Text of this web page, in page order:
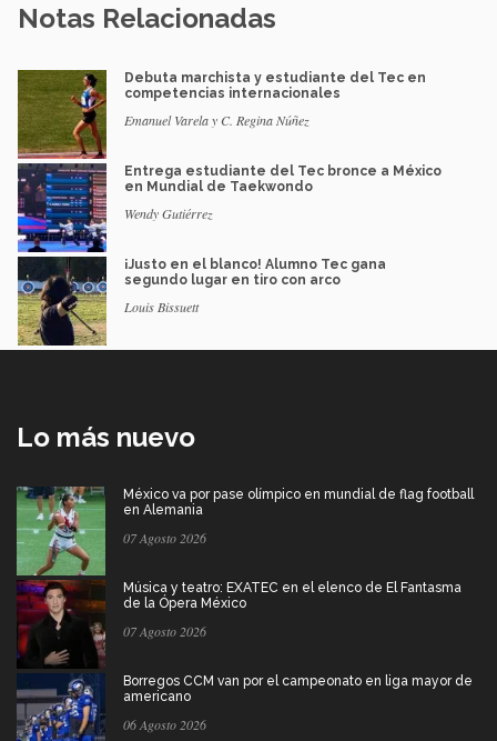
Notas Relacionadas
Debuta marchista y estudiante del Tec en
competencias internacionales
Emanuel Varela y C. Regina Núñez
Entrega estudiante del Tec bronce a México
en Mundial de Taekwondo
Wendy Gutiérrez
¡Justo en el blanco! Alumno Tec gana
segundo lugar en tiro con arco
Louis Bissuett
Lo más nuevo
México va por pase olímpico en mundial de flag football
en Alemania
07 Agosto 2026
Música y teatro: EXATEC en el elenco de El Fantasma
de la Ópera México
07 Agosto 2026
Borregos CCM van por el campeonato en liga mayor de
americano
06 Agosto 2026